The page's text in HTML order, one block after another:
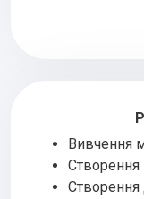
Вивчення
Створення
Створення